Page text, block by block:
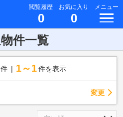
閲覧履歴
0
お気に入り
0
メニュー
件一覧
件 1～1 件を表示
変更